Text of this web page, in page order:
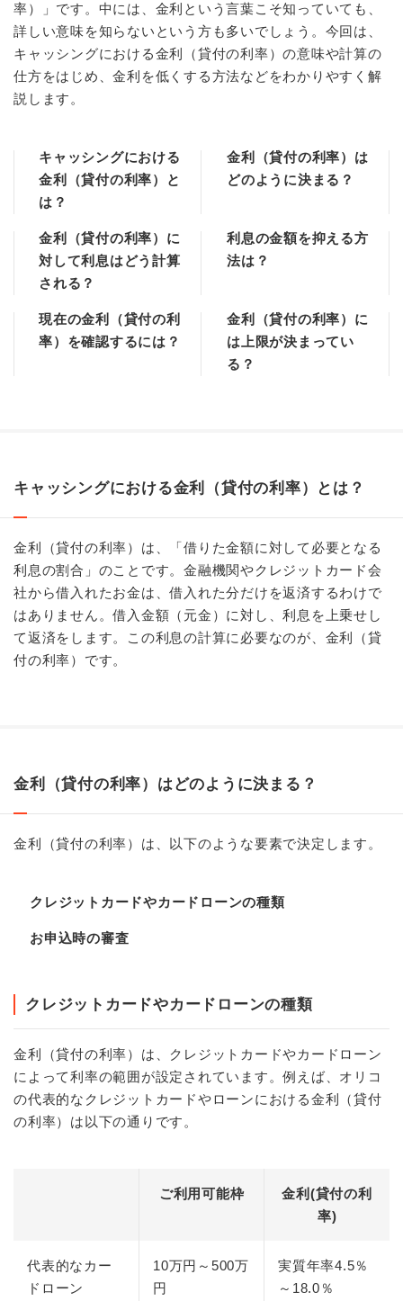
率）」です。中には、金利という言葉こそ知っていても、
詳しい意味を知らないという方も多いでしょう。今回は、
キャッシングにおける金利（貸付の利率）の意味や計算の
仕方をはじめ、金利を低くする方法などをわかりやすく解
説します。
キャッシングにおける
金利（貸付の利率）と
は？
金利（貸付の利率）は
どのように決まる？
金利（貸付の利率）に
対して利息はどう計算
される？
利息の金額を抑える方
法は？
現在の金利（貸付の利
率）を確認するには？
金利（貸付の利率）に
は上限が決まってい
る？
キャッシングにおける金利（貸付の利率）とは？
金利（貸付の利率）は、「借りた金額に対して必要となる
利息の割合」のことです。金融機関やクレジットカード会
社から借入れたお金は、借入れた分だけを返済するわけで
はありません。借入金額（元金）に対し、利息を上乗せし
て返済をします。この利息の計算に必要なのが、金利（貸
付の利率）です。
金利（貸付の利率）はどのように決まる？
金利（貸付の利率）は、以下のような要素で決定します。
クレジットカードやカードローンの種類
お申込時の審査
クレジットカードやカードローンの種類
金利（貸付の利率）は、クレジットカードやカードローン
によって利率の範囲が設定されています。例えば、オリコ
の代表的なクレジットカードやローンにおける金利（貸付
の利率）は以下の通りです。
ご利用可能枠
金利(貸付の利
率)
代表的なカー
ドローン
10万円～500万
円
実質年率4.5％
～18.0％